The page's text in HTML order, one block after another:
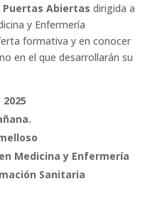
Puertas Abiertas dirigida a
y Enfermería
formativa y en conocer
en el que desarrollarán su
Medicina y Enfermería
Sanitaria